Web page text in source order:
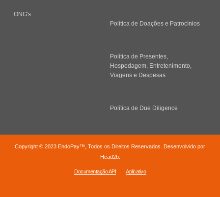
ONG's
Política de Doações e Patrocínios
Política de Presentes,
Hospedagem, Entretenimento,
Viagens e Despesas
Política de Due Diligence
Copyright © 2023 EndoPay™, Todos os Direitos Reservados. Desenvolvido por
Head2b.
Documentação API Aplicativo